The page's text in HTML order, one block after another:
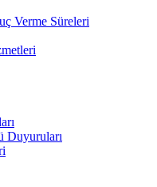
Verme Süreleri
Duyuruları